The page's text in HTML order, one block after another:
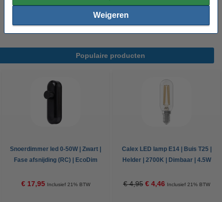
Weigeren
uw oude apparaat
Populaire producten
Snoerdimmer led 0-50W | Zwart |
Fase afsnijding (RC) | EcoDim
€ 17,95 Inclusief 21% BTW
Calex LED lamp E14 | Buis T25 |
Helder | 2700K | Dimbaar | 4.5W
€ 4,95 € 4,46 Inclusief 21% BTW